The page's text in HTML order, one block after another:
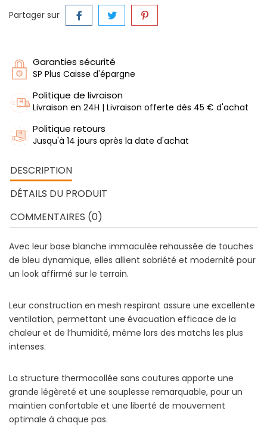
Partager sur
Garanties sécurité
SP Plus Caisse d'épargne
Politique de livraison
Livraison en 24H | Livraison offerte dès 45 € d'achat
Politique retours
Jusqu'à 14 jours après la date d'achat
DESCRIPTION
DÉTAILS DU PRODUIT
COMMENTAIRES (0)
Avec leur base blanche immaculée rehaussée de touches
de bleu dynamique, elles allient sobriété et modernité pour
un look affirmé sur le terrain.
Leur construction en mesh respirant assure une excellente
ventilation, permettant une évacuation efficace de la
chaleur et de l’humidité, même lors des matchs les plus
intenses.
La structure thermocollée sans coutures apporte une
grande légèreté et une souplesse remarquable, pour un
maintien confortable et une liberté de mouvement
optimale à chaque pas.